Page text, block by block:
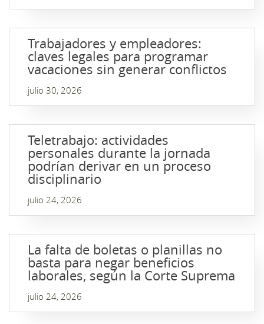
Trabajadores y empleadores:
claves legales para programar
vacaciones sin generar conflictos
julio 30, 2026
Teletrabajo: actividades
personales durante la jornada
podrían derivar en un proceso
disciplinario
julio 24, 2026
La falta de boletas o planillas no
basta para negar beneficios
laborales, según la Corte Suprema
julio 24, 2026